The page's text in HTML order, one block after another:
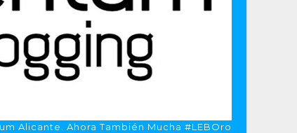
Alicante. Ahora También Mucha #LEBOro